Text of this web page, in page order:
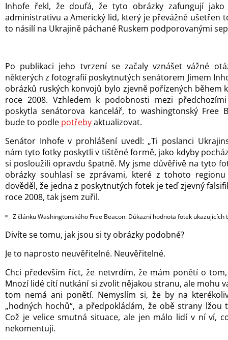
Inhofe řekl, že doufá, že tyto obrázky zafungují
administrativu a Americký lid, který je převážně ušetřen
to násilí na Ukrajině páchané Ruskem podporovanými
Po publikaci jeho tvrzení se začaly vznášet vážné
některých z fotografií poskytnutých senátorem Jimem
obrázků ruských konvojů bylo zjevně pořízených během
roce 2008. Vzhledem k podobnosti mezi
poskytla senátorova kancelář, to washingtonský Free
bude to podle potřebyaktualizovat.
Senátor Inhofe v prohlášení uvedl: „Ti poslanci
nám tyto fotky poskytli v tištěné formě, jako kdyby
si posloužili opravdu špatně. My jsme důvěřivě na tyto
obrázky souhlasí se zprávami, které z tohoto
dověděl, že jedna z poskytnutých fotek je teď zjevný
roce 2008, tak jsem zuřil.
Z článku Washingtonského Free Beacon: Důkazní hodnota fotek ukazujících
Divíte se tomu, jak jsou si ty obrázky podobné?
Je to naprosto neuvěřitelné. Neuvěřitelné.
Chci především říct, že netvrdím, že mám ponětí o
Mnozí lidé cítí nutkání si zvolit nějakou stranu, ale mohu
tom nemá ani ponětí. Nemyslím si, že by na
„hodných hochů“, a předpokládám, že obě strany lžou
Což je velice smutná situace, ale jen málo lidí v ní ví,
nekomentuji.